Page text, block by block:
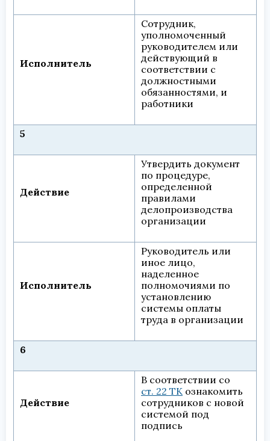
Исполнитель
Сотрудник,
уполномоченный
руководителем или
действующий в
соответствии с
должностными
обязанностями, и
работники
5
Действие
Утвердить документ
по процедуре,
определенной
правилами
делопроизводства
организации
Исполнитель
Руководитель или
иное лицо,
наделенное
полномочиями по
установлению
системы оплаты
труда в организации
6
Действие
В соответствии со
ст. 22 ТК ознакомить
сотрудников с новой
системой под
подпись